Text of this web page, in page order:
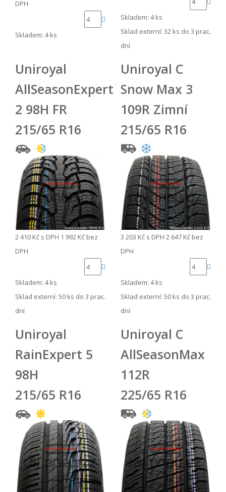
DPH
Skladem: 4 ks
Skladem: 4 ks
Sklad externí: 32 ks do 3 prac.
dní
Uniroyal
AllSeasonExpert
2 98H FR
215/65 R16
2 410 Kč s DPH 1 992 Kč bez
DPH
Skladem: 4 ks
Sklad externí: 50 ks do 3 prac.
dní
Uniroyal C
Snow Max 3
109R Zimní
215/65 R16
3 203 Kč s DPH 2 647 Kč bez
DPH
Skladem: 4 ks
Sklad externí: 50 ks do 3 prac.
dní
Uniroyal
RainExpert 5
98H
215/65 R16
Uniroyal C
AllSeasonMax
112R
225/65 R16